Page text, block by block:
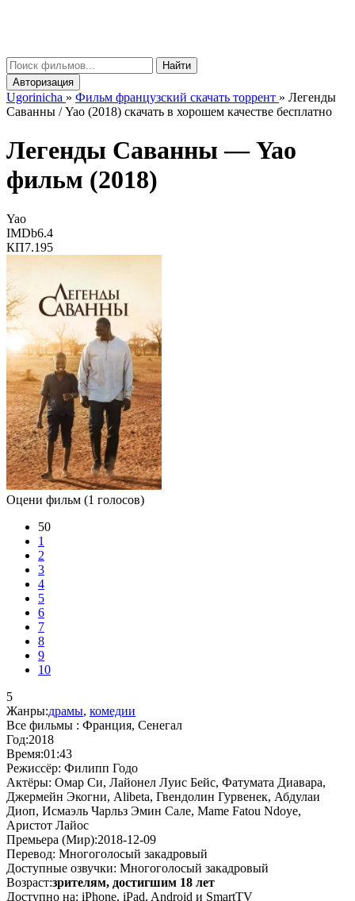
Найти
Авторизация
Ugorinicha » Фильм французский скачать торрент » Легенды
Саванны / Yao (2018) скачать в хорошем качестве бесплатно
Легенды Саванны —Yao
фильм (2018)
Yao
IMDb6.4
КП7.195
Оцени фильм (1 голосов)
50
1
2
3
4
5
6
7
8
9
10
5
Жанры:драмы, комедии
Все фильмы : Франция, Сенегал
Год:2018
Время:01:43
Режиссёр: Филипп Годо
Актёры: Омар Си, Лайонел Луис Бейс, Фатумата Диавара,
Джермейн Экогни, Alibeta, Гвендолин Гурвенек, Абдулаи
Диоп, Исмаэль Чарльз Эмин Сале, Mame Fatou Ndoye,
Аристот Лайос
Премьера (Мир):2018-12-09
Перевод: Многоголосый закадровый
Доступные озвучки: Многоголосый закадровый
Возраст:зрителям, достигшим 18 лет
Доступно на: iPhone, iPad, Android и SmartTV